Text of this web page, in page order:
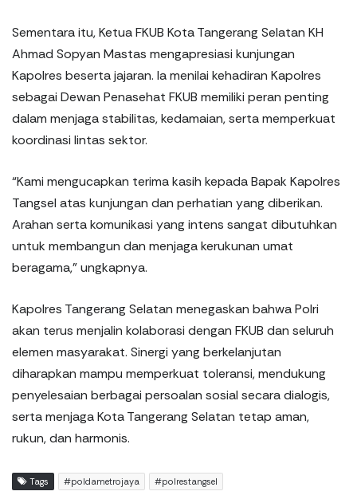
Sementara itu, Ketua FKUB Kota Tangerang Selatan KH
Ahmad Sopyan Mastas mengapresiasi kunjungan
Kapolres beserta jajaran. Ia menilai kehadiran Kapolres
sebagai Dewan Penasehat FKUB memiliki peran penting
dalam menjaga stabilitas, kedamaian, serta memperkuat
koordinasi lintas sektor.
“Kami mengucapkan terima kasih kepada Bapak Kapolres
Tangsel atas kunjungan dan perhatian yang diberikan.
Arahan serta komunikasi yang intens sangat dibutuhkan
untuk membangun dan menjaga kerukunan umat
beragama,” ungkapnya.
Kapolres Tangerang Selatan menegaskan bahwa Polri
akan terus menjalin kolaborasi dengan FKUB dan seluruh
elemen masyarakat. Sinergi yang berkelanjutan
diharapkan mampu memperkuat toleransi, mendukung
penyelesaian berbagai persoalan sosial secara dialogis,
serta menjaga Kota Tangerang Selatan tetap aman,
rukun, dan harmonis.
Tags #poldametrojaya #polrestangsel